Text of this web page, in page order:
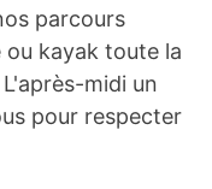
parcours
ou kayak toute la
midi un
pour respecter